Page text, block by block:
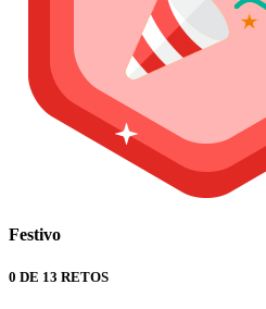
Festivo
0 DE 13 RETOS